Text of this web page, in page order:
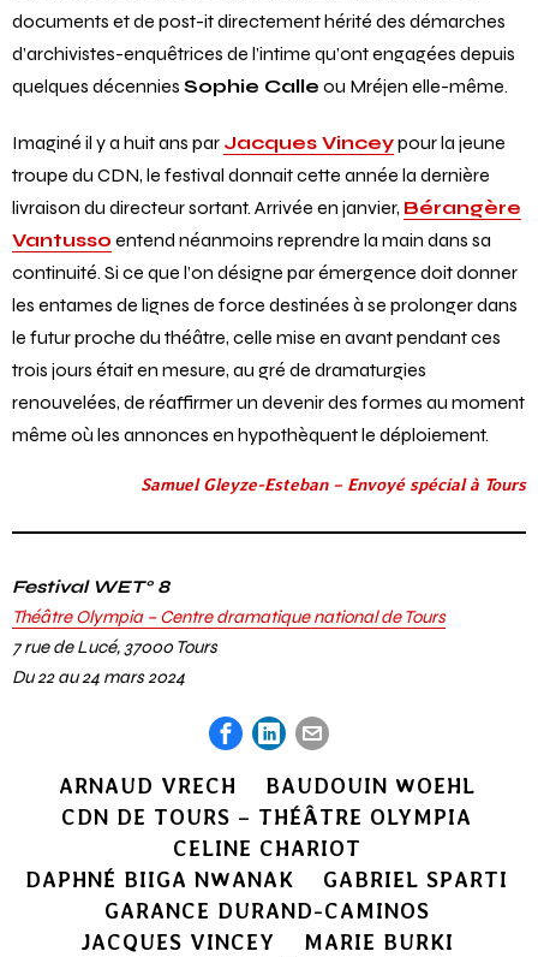
documents et de post-it directement hérité des démarches
d’archivistes-enquêtrices de l’intime qu’ont engagées depuis
quelques décennies Sophie Calle ou Mréjen elle-même.
Imaginé il y a huit ans par Jacques Vinceypour la jeune
troupe du CDN, le festival donnait cette année la dernière
livraison du directeur sortant. Arrivée en janvier, Bérangère
Vantusso entend néanmoins reprendre la main dans sa
continuité. Si ce que l’on désigne par émergence doit donner
les entames de lignes de force destinées à se prolonger dans
le futur proche du théâtre, celle mise en avant pendant ces
trois jours était en mesure, au gré de dramaturgies
renouvelées, de réaffirmer un devenir des formes au moment
même où les annonces en hypothèquent le déploiement.
Samuel Gleyze-Esteban – Envoyé spécial à Tours
Festival WET° 8
Théâtre Olympia – Centre dramatique national de Tours
7 rue de Lucé, 37000 Tours
Du 22 au 24 mars 2024
ARNAUD VRECH
BAUDOUIN WOEHL
CDN DE TOURS – THÉÂTRE OLYMPIA
CELINE CHARIOT
DAPHNÉ BIIGA NWANAK
GABRIEL SPARTI
GARANCE DURAND-CAMINOS
JACQUES VINCEY
MARIE BURKI